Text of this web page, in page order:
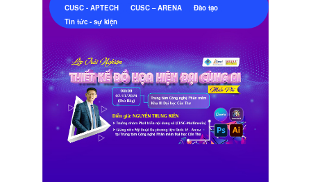
Hệ thống thông tin giải quyết TTHC
CUSC - APTECH
CUSC – ARENA
Đào tạo
Tin tức - sự kiện